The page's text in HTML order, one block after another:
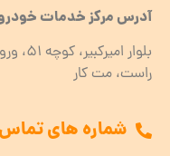
آدرس مرکز خدمات
بلوار
راست، مت کار
شماره های